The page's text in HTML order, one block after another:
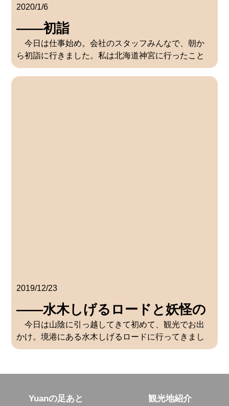
2020/1/6
――初詣
今日は仕事始め。会社のスタッフみんなで、朝か
ら初詣に行きました。私は北海道神宮に行ったこと
がありますが、初詣に行くのは今日が初めてです。
2019/12/23
――水木しげるロードと妖怪の
世界
今日は山陰に引っ越してきて初めて、観光でお出
かけ。境港にある水木しげるロードに行ってきまし
た。突然、雨が降ってきたので”ぬれネズミ”になって
ぐにあがったので良かったです。” […]
Yuanの足あと 観光地紹介